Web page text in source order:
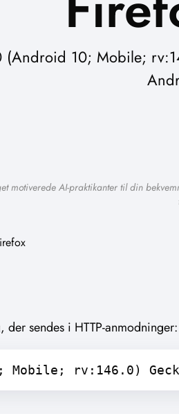
(Android 10; Mobile;
motiverede AI-praktikanter til din
sendes i HTTP-anmodninger:
rv:146.0)